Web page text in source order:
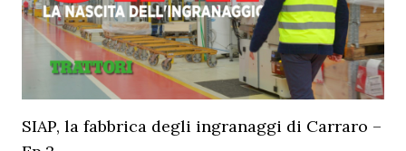
SIAP, la fabbrica degli ingranaggi di Carraro –